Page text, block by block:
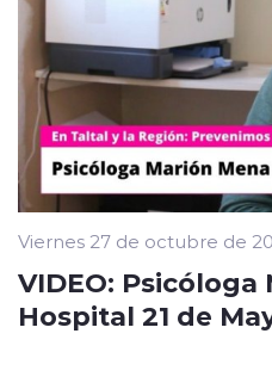
Viernes 27 de octubre de
VIDEO: Psicóloga
Hospital 21 de